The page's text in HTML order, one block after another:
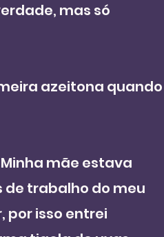
mas só
azeitona quando
mãe estava
trabalho do meu
por isso entrei